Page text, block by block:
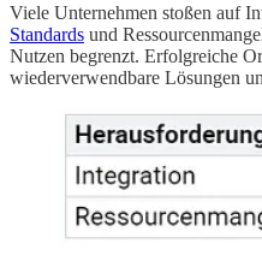
Viele Unternehmen stoßen auf
Standards und
Nutzen begrenzt. Erfolgreiche
wiederverwendbare Lösungen